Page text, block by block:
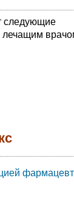
следующие
лечащим